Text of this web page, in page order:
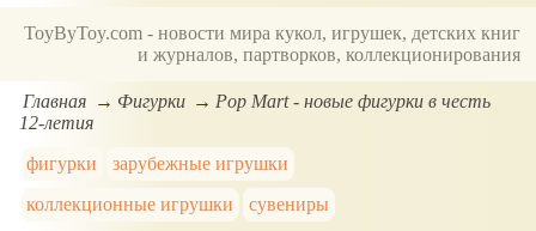
ToyByToy.com - новости мира кукол, игрушек, детских книг
и журналов, партворков, коллекционирования
Главная Фигурки
Pop Mart - новые фигурки в честь
12-летия
фигурки
зарубежные игрушки
коллекционные игрушки
сувениры